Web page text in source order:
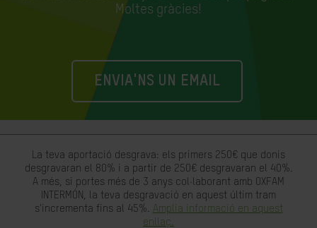
Moltes gràcies!
ENVIA'NS UN EMAIL
La teva aportació desgrava: els primers 250€ que donis
desgravaran el 80% i a partir de 250€ desgravaran el 40%.
A més, si portes més de 3 anys col·laborant amb OXFAM
INTERMÓN, la teva desgravació en aquest últim tram
s'incrementa fins al 45%. Amplia informació en aquest
enllaç.